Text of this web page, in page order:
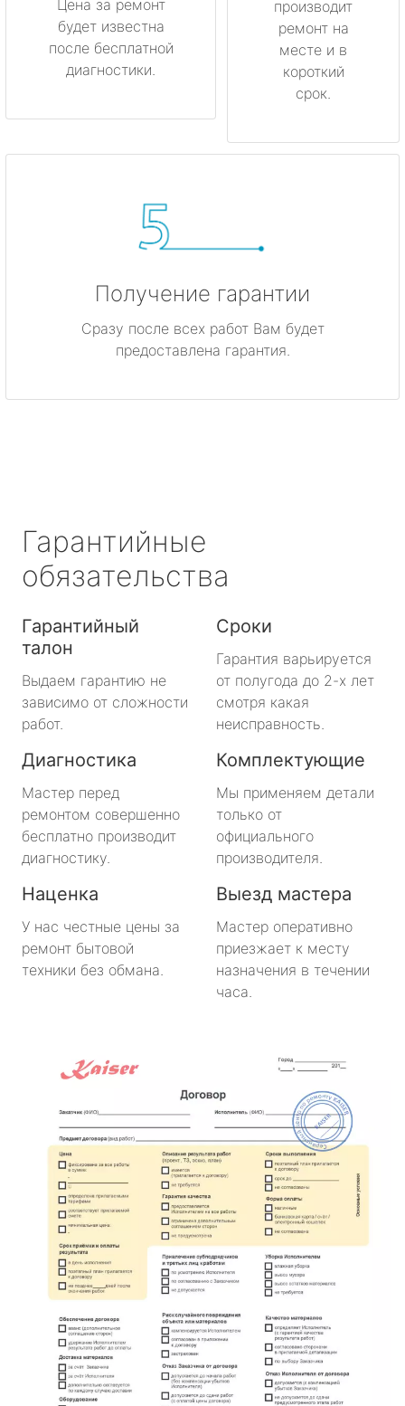
Цена за ремонт
будет известна
после бесплатной
диагностики.
производит
ремонт на
месте и в
короткий
срок.
Получение гарантии
Сразу после всех работ Вам будет
предоставлена гарантия.
Гарантийные
обязательства
Гарантийный
талон
Выдаем гарантию не
зависимо от сложности
работ.
Сроки
Гарантия варьируется
от полугода до 2-х лет
смотря какая
неисправность.
Диагностика
Мастер перед
ремонтом совершенно
бесплатно производит
диагностику.
Комплектующие
Мы применяем детали
только от
официального
производителя.
Наценка
У нас честные цены за
ремонт бытовой
техники без обмана.
Выезд мастера
Мастер оперативно
приезжает к месту
назначения в течении
часа.